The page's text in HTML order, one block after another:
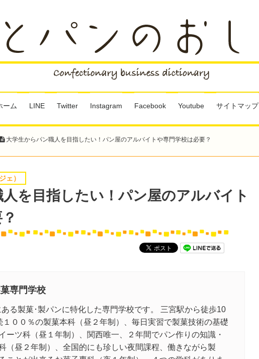
ーム LINE Twitter Instagram Facebook Youtube サイトマップ
大学生からパン職人を目指したい！パン屋のアルバイトや専門学校は必要？
ェ）
を目指したい！パン屋のアルバイト
専門学校
ある製菓･製パンに特化した専門学校です。 三宮駅から徒歩10
００％の製菓本科（昼２年制）、毎日実習で製菓技術の基礎
ーツ科（昼１年制）、関西唯一、２年間でパン作りの知識・
（昼２年制）、全国的にも珍しい夜間課程、働きながら製